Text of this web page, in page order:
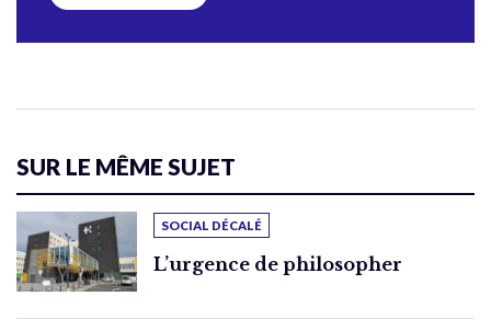
SUR LE MÊME SUJET
SOCIAL DÉCALÉ
L’urgence de philosopher